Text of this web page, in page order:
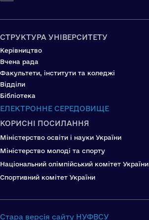
СТРУКТУРА УНІВЕРСИТЕТУ
Керівництво
Вчена рада
Факультети, інститути та коледжі
Відділи
Бібліотека
ЕЛЕКТРОННЕ СЕРЕДОВИЩЕ
КОРИСНІ ПОСИЛАННЯ
Міністерство освіти і науки України
Міністерство молоді та спорту
Національний олімпійський комітет України
Спортивний комітет України
Стара версія сайту НУФВСУ